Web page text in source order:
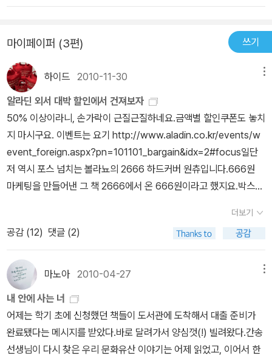
이 느꼈었다.런던의 고급 아파트에서 생활하는 주인공들의 주변인물
들..마틴과 그를 사랑하지만 그와 함께 생활할 수 없는 아내 마레이케
하이게이트 공동묘지에서 함께 일하는 제시카와 제임스 부부 그리고
장의사 세바스찬그들의 따듯한 관심과 애정이 ..어찌보면 기괴한 일
들의 연속인 이 소설을 더 따듯하게만들어 주고 있는듯 하다.충격적
인 쌍둥이 자매의 비밀을 넘어서 한번 더 나를 충격으로 몰아넣은내
안에 사는 너!!비밀이 궁금한 자산 자와 죽은 자의 비밀스런 계약?을
그리고 충격적인 결말을 직접 확인해보라.
모의 영혼, 쌍둥이들이 유산 상속을 받기 위해 이모의 아파트로 이사
할 새 없이 추리소설처럼 점점 진실을 향해 달려가는 긴장감이 돋보
였다, 2권에서 밝혀지는 놀라운 진실에 혼란스러운 마음을 진정시켜
가며 마지막 까지 읽어가면서 그녀들의 삶이 어떤 모습으로 망가지고
남은 사람은 어떻게든 살아가는 모습들이 씁쓸하게 남았지만… 시간
여행자의 아내를 참 재미있게 읽었던 탓인지 뭔가 싱거운 듯한 느낌
고딕소설이라는 생소한 장르에 적응하지 못해서 인지 그 습한 기운이
계속 거슬렸고 애디와 엘스페스의 충격적인 비밀이란 것과 충격적인
결말이라는 광고 글에 큰 기대를 한 탓인지 책을 읽으면서 자꾸 그 충
격적이라는 비밀과 결말에 신경이 쓰여 대사하나, 장면 하나에서도
며 책을 읽다 보니 마지막 장에 와서 허무해지는 마음을 달래는데 무
척 애를 먹었다.내가 너이고 네가 나인 듯 살아왔던 쌍둥이들이 각자
의 삶을 찾아가고, 누군가는 떠나간다. 적당히 사랑할 수 있으면 참 좋
을 텐데… 우리는 항상 그 선을 넘거나, 모자라 상처 받고 상처를 준
다. 그녀들도 그렇게 입은 상처를 안고 살아간다. 앞으로 또 상처입고
아프겠지만 이젠 스스로의 삶을 살아가길 바랐다. 또 가능하다면....
이젠 그녀들이 행복했으면 하고도 바랐다.
마이페이퍼 (3편) 쓰기
하이드 2010-11-30
알라딘 외서 대박 할인에서 건져보자
50% 이상이라니, 손가락이 근질근질하네요.금액별 할인쿠폰도 놓치
지 마시구요. 이벤트는 요기 http://www.aladin.co.kr/events/w
event_foreign.aspx?pn=101101_bargain&idx=2#focus일단
저 역시 포스 넘치는 볼라뇨의 2666 하드커버 원츄입니다.666원
마케팅을 만들어낸 그 책 2666에서 온 666원이라고 했지요.박스세
하구요. 그 외에는 JCO의 책들이 눈에 띄네요. 역시 원서로 읽기에
좋겠지요! 그리고, 제가 가장 좋아하는 역사미스터리 작가 중 한 명인
데이빗 리스의 책도 있어요.그 외에도오드리 니페네거의 책은 원서로
찜해두고 있었는데, 언제 번역본도 나왔대요? @@요 정도로 일단 골
라봅니다.
더보기
공감 (12) 댓글 (2)
마노아2010-04-27
내 안에 사는 너
어제는 학기 초에 신청했던 책들이 도서관에 도착해서 대출 준비가
완료됐다는 메시지를 받았다.바로 달려가서 양심껏(!) 빌려왔다.간송
선생님이 다시 찾은 우리 문화유산 이야기는 어제 읽었고, 이어서 한